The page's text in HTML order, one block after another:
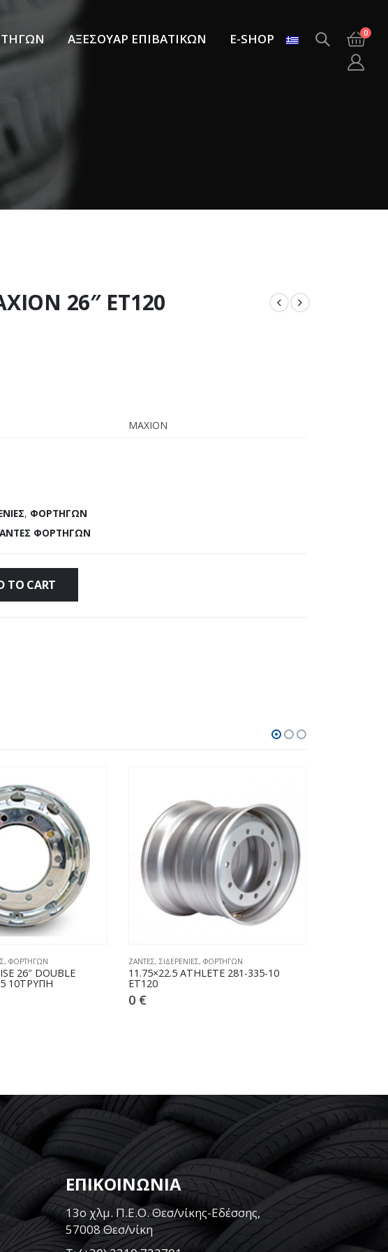
ΑΞΕΣΟΥΑΡ ΕΠΙΒΑΤΙΚΩΝ E-SHOP 0
26″ ET120
MAXION
, ΦΟΡΤΗΓΩΝ
ΦΟΡΤΗΓΩΝ
TO CART
,ΦΟΡΤΗΓΩΝ
281-335-10
ΑΛΟΥΜΙΝΙΟΥ,ΖΑΝΤΕΣ ,ΦΟΡΤΗΓΩΝ
ΓΥΑΛΙΣΜΑ ΖΑΝΤΩΝ ΑΠΛΟ
86,80
ΕΠΙΚΟΙΝΩΝΙΑ
13ο χλμ. Π.Ε.Ο. Θεσ/νίκης-Εδέσσης,
57008 Θεσ/νίκη